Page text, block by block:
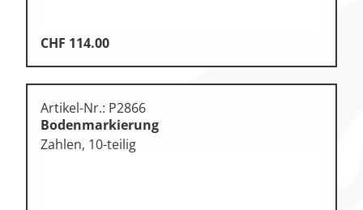
Therapiebedarf
CHF 114.00
Artikel-Nr.: P2866
Bodenmarkierung
Zahlen, 10-teilig